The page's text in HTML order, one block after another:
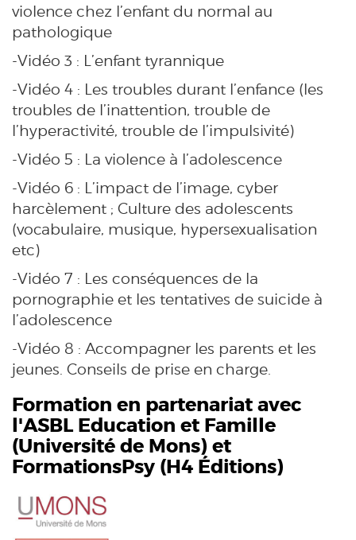
violence chez l’enfant du normal au
pathologique
-Vidéo 3 : L’enfant tyrannique
-Vidéo 4 : Les troubles durant l’enfance (les
troubles de l’inattention, trouble de
l’hyperactivité, trouble de l’impulsivité)
-Vidéo 5 : La violence à l’adolescence
-Vidéo 6 : L’impact de l’image, cyber
harcèlement ; Culture des adolescents
(vocabulaire, musique, hypersexualisation
etc)
-Vidéo 7 : Les conséquences de la
pornographie et les tentatives de suicide à
l’adolescence
-Vidéo 8 : Accompagner les parents et les
jeunes. Conseils de prise en charge.
Formation en partenariat avec
l'ASBL Education et Famille
(Université de Mons) et
FormationsPsy (H4 Éditions)